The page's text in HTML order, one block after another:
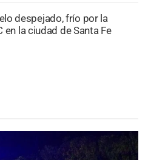
despejado, frío por la
en la ciudad de Santa Fe